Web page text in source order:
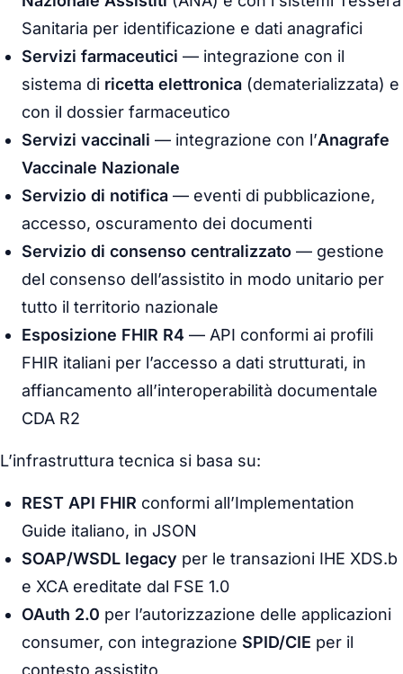
Sanitaria per identificazione e dati anagrafici
Servizi farmaceutici — integrazione con il
sistema di ricetta elettronica (dematerializzata) e
con il dossier farmaceutico
Servizi vaccinali — integrazione con l’Anagrafe
Vaccinale Nazionale
Servizio di notifica — eventi di pubblicazione,
accesso, oscuramento dei documenti
Servizio di consenso centralizzato — gestione
del consenso dell’assistito in modo unitario per
tutto il territorio nazionale
Esposizione FHIR R4 — API conformi ai profili
FHIR italiani per l’accesso a dati strutturati, in
affiancamento all’interoperabilità documentale
CDA R2
L’infrastruttura tecnica si basa su:
REST API FHIR conformi all’Implementation
Guide italiano, in JSON
SOAP/WSDL legacy per le transazioni IHE XDS.b
e XCA ereditate dal FSE 1.0
OAuth 2.0 per l’autorizzazione delle applicazioni
consumer, con integrazione SPID/CIE per il
contesto assistito